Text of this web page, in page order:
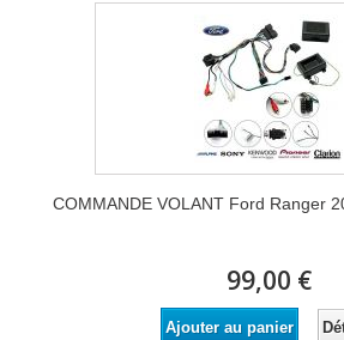
COMMANDE VOLANT Ford Ranger
99,00 €
Ajouter au panier